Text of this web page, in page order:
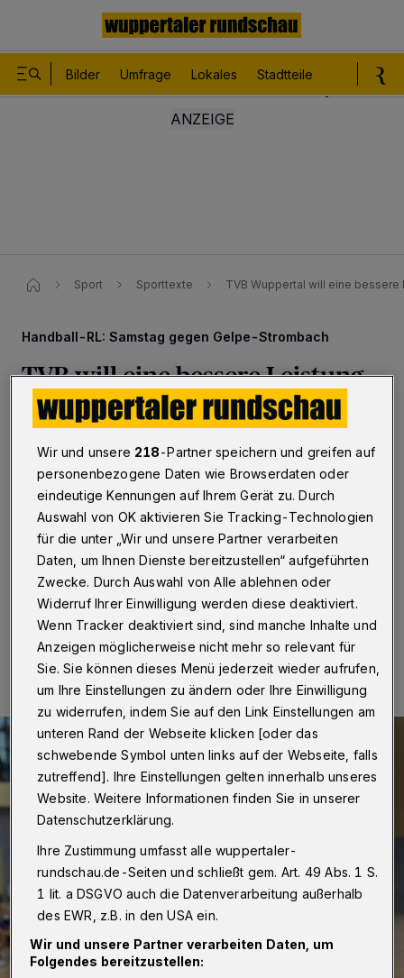
Bilder Umfrage Lokales Stadtteile
Sport Sporttexte TVB Wuppertal will eine
Handball-RL: Samstag gegen Gelpe-Strombach
TVB will eine bessere Leistung
abliefern
Wuppertal·Nach der deutlichen Auftaktniederlage in
Bonn wollen sich die Handballerinnen des TVB
Wuppertal beim ersten Heimspiel der Saison am
Samstag (27. September 2025) deutlich verbessert
präsentieren. Doch dies dürfte eine schwierige Aufgabe
werden. Zu Gast ist ab 18:30 Uhr Tabellenführer HC
Gelpe-Strombach in der Buschenburg.
Eine Minute Lesezeit
Wir und unsere 218-Partner speichern und greifen auf
personenbezogene Daten wie Browserdaten oder
eindeutige Kennungen auf Ihrem Gerät zu. Durch
Auswahl von OK aktivieren Sie Tracking-Technologien
für die unter „Wir und unsere Partner verarbeiten
Daten, um Ihnen Dienste bereitzustellen“ aufgeführten
Zwecke. Durch Auswahl von Alle ablehnen oder
Widerruf Ihrer Einwilligung werden diese deaktiviert.
Wenn Tracker deaktiviert sind, sind manche Inhalte und
Anzeigen möglicherweise nicht mehr so relevant für
Sie. Sie können dieses Menü jederzeit wieder aufrufen,
um Ihre Einstellungen zu ändern oder Ihre Einwilligung
zu widerrufen, indem Sie auf den Link Einstellungen am
unteren Rand der Webseite klicken [oder das
schwebende Symbol unten links auf der Webseite, falls
zutreffend]. Ihre Einstellungen gelten innerhalb unseres
Website. Weitere Informationen finden Sie in unserer
Datenschutzerklärung.
Ihre Zustimmung umfasst alle wuppertaler-
rundschau.de-Seiten und schließt gem. Art. 49 Abs. 1 S.
1 lit. a DSGVO auch die Datenverarbeitung außerhalb
des EWR, z.B. in den USA ein.
Wir und unsere Partner verarbeiten Daten, um
Folgendes bereitzustellen: